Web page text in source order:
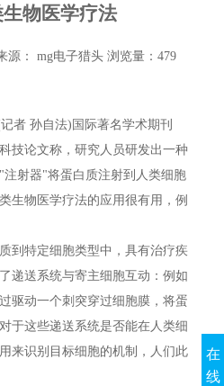
物医学疗法
源： mg电子猎头 浏览量：479
者 孙自法)国际著名学术期刊
技论文称，研究人员研发出一种
射器"将蛋白质注射到人类细胞
生物医学疗法的应用很有用，例
到特定细胞类型中，具有治疗疾
递送系统与寄主细胞互动：例如
驱动一个刺突穿过细胞膜，将蛋
于这些递送系统是否能在人类细
来识别目标细胞的机制，人们此
在
线